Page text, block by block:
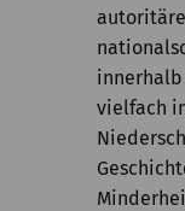
vielfach